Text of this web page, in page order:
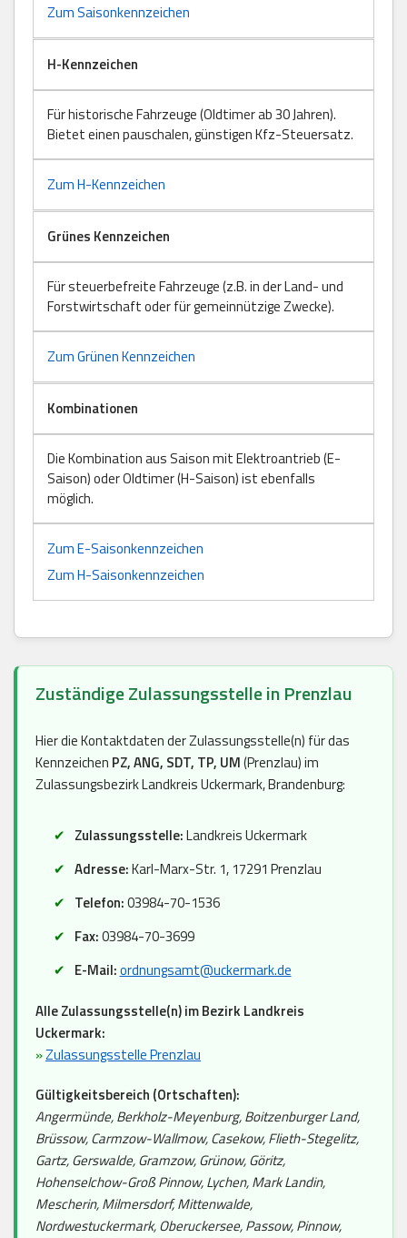
Zum Saisonkennzeichen
H-Kennzeichen
Für historische Fahrzeuge (Oldtimer ab 30 Jahren).
Bietet einen pauschalen, günstigen Kfz-Steuersatz.
Zum H-Kennzeichen
Grünes Kennzeichen
Für steuerbefreite Fahrzeuge (z.B. in der Land- und
Forstwirtschaft oder für gemeinnützige Zwecke).
Zum Grünen Kennzeichen
Kombinationen
Die Kombination aus Saison mit Elektroantrieb (E-
Saison) oder Oldtimer (H-Saison) ist ebenfalls
möglich.
Zum E-Saisonkennzeichen
Zum H-Saisonkennzeichen
Zuständige Zulassungsstelle in Prenzlau
Hier die Kontaktdaten der Zulassungsstelle(n) für das
Kennzeichen PZ, ANG, SDT, TP, UM(Prenzlau) im
Zulassungsbezirk Landkreis Uckermark, Brandenburg:
Zulassungsstelle:Landkreis Uckermark
Adresse:Karl-Marx-Str. 1, 17291 Prenzlau
Telefon:03984-70-1536
Fax:03984-70-3699
E-Mail:ordnungsamt@uckermark.de
Alle Zulassungsstelle(n) im Bezirk Landkreis
Uckermark:
»Zulassungsstelle Prenzlau
Gültigkeitsbereich (Ortschaften):
Angermünde, Berkholz-Meyenburg, Boitzenburger Land,
Brüssow, Carmzow-Wallmow, Casekow, Flieth-Stegelitz,
Gartz, Gerswalde, Gramzow, Grünow, Göritz,
Hohenselchow-Groß Pinnow, Lychen, Mark Landin,
Mescherin, Milmersdorf, Mittenwalde,
Nordwestuckermark, Oberuckersee, Passow, Pinnow,